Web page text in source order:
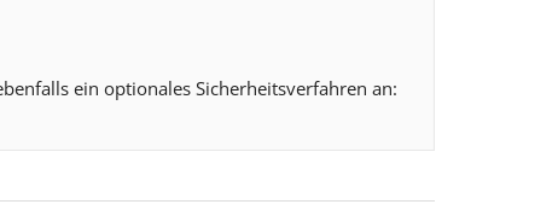
ein optionales Sicherheitsverfahren an: